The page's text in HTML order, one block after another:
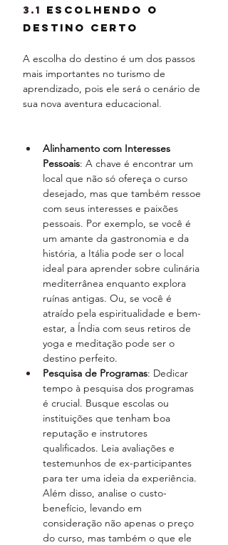
3.1 Escolhendo o
Destino Certo
A escolha do destino é um dos passos
mais importantes no turismo de
aprendizado, pois ele será o cenário de
sua nova aventura educacional.
Alinhamento com Interesses
Pessoais: A chave é encontrar um
local que não só ofereça o curso
desejado, mas que também ressoe
com seus interesses e paixões
pessoais. Por exemplo, se você é
um amante da gastronomia e da
história, a Itália pode ser o local
ideal para aprender sobre culinária
mediterrânea enquanto explora
ruínas antigas. Ou, se você é
atraído pela espiritualidade e bem-
estar, a Índia com seus retiros de
yoga e meditação pode ser o
destino perfeito.
Pesquisa de Programas: Dedicar
tempo à pesquisa dos programas
é crucial. Busque escolas ou
instituições que tenham boa
reputação e instrutores
qualificados. Leia avaliações e
testemunhos de ex-participantes
para ter uma ideia da experiência.
Além disso, analise o custo-
benefício, levando em
consideração não apenas o preço
do curso, mas também o que ele